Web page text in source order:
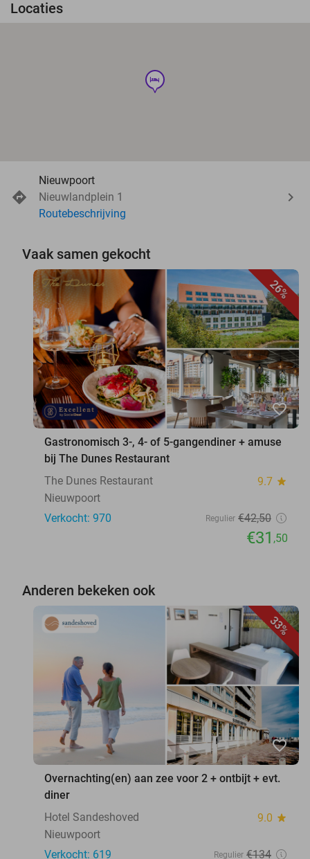
Locaties
hotel
Nieuwpoort
Nieuwlandplein 1
Routebeschrijving
Vaak samen gekocht
26%
favorite_border
Gastronomisch 3-, 4- of 5-gangendiner + amuse
bij The Dunes Restaurant
The Dunes Restaurant
9.7 star
Nieuwpoort
Verkocht: 970
Regulier €42,50
€31 ,50
Anderen bekeken ook
33%
favorite_border
Overnachting(en) aan zee voor 2 + ontbijt + evt.
diner
Hotel Sandeshoved
9.0 star
Nieuwpoort
Verkocht: 619
Regulier €134